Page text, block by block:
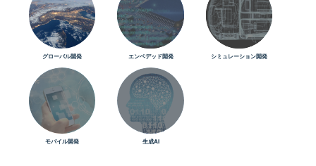
グローバル開発 エンベデッド開発 シミュレーション開発
モバイル開発 生成AI